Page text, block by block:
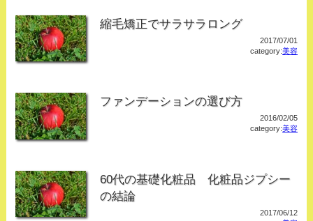
縮毛矯正でサラサラロング
2017/07/01
category:美容
ファンデーションの選び方
2016/02/05
category:美容
60代の基礎化粧品 化粧品ジプシー
の結論
2017/06/12